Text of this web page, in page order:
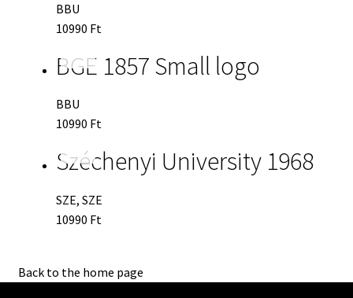
BBU
10990 Ft
BGE 1857 Small logo
BBU
10990 Ft
Széchenyi University 1968
SZE, SZE
10990 Ft
Back to the home page